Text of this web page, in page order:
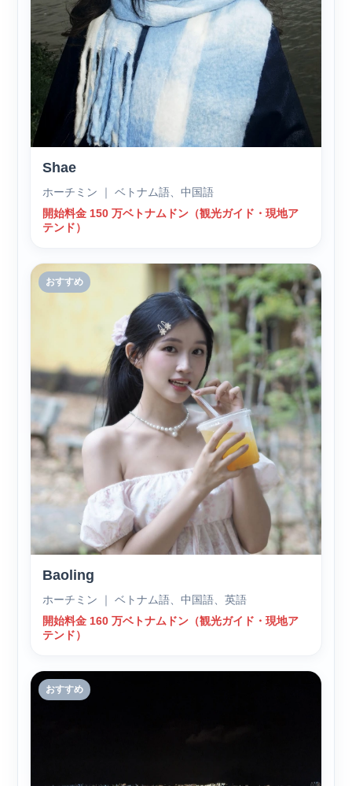
Shae
ホーチミン ｜ ベトナム語、中国語
開始料金 150 万ベトナムドン（観光ガイド・現地ア
テンド）
おすすめ
Baoling
ホーチミン ｜ ベトナム語、中国語、英語
開始料金 160 万ベトナムドン（観光ガイド・現地ア
テンド）
おすすめ